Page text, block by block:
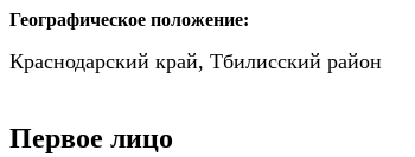
Географическое положение:
Краснодарский край, Тбилисский район
Первое лицо